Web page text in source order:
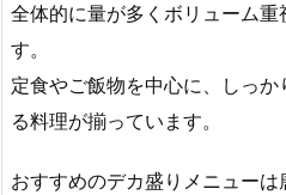
全体的に量が多くボリューム
す。
定食やご飯物を中心に、しっか
る料理が揃っています。
おすすめのデカ盛りメニューは